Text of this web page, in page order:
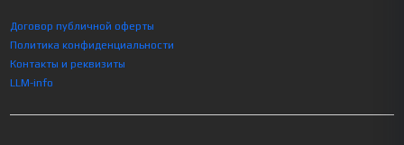
Договор публичной оферты
Политика конфиденциальности
Контакты и реквизиты
LLM-info